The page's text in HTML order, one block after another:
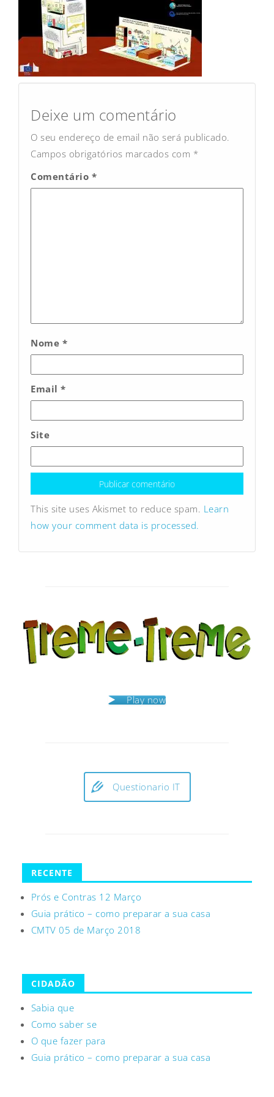
navigation
Deixe um comentário
O seu endereço de email não será publicado.
Campos obrigatórios marcados com *
Comentário *
Nome *
Email *
Site
This site uses Akismet to reduce spam. Learn
how your comment data is processed.
Play now
Questionario IT
RECENTE
Prós e Contras 12 Março
Guia prático – como preparar a sua casa
CMTV 05 de Março 2018
CIDADÃO
Sabia que
Como saber se
O que fazer para
Guia prático – como preparar a sua casa